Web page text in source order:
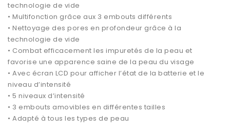
technologie de vide
• Multifonction grâce aux 3 embouts différents
• Nettoyage des pores en profondeur grâce à la
technologie de vide
• Combat efficacement les impuretés de la peau et
favorise une apparence saine de la peau du visage
• Avec écran LCD pour afficher l’état de la batterie et le
niveau d’intensité
• 5 niveaux d’intensité
• 3 embouts amovibles en différentes tailles
• Adapté à tous les types de peau